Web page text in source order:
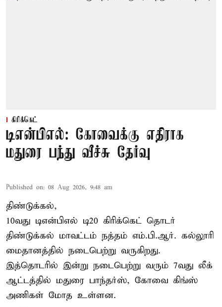
கிரிக்கெட்
டிஎன்பிஎல்: கோவைக்கு எதிராக
மதுரை பந்து வீச்சு தேர்வு
Published on: 08 Aug 2026, 9:48 am
திண்டுக்கல்,
10வது டிஎன்பிஎல் டி20 கிரிக்கெட் தொடர்
திண்டுக்கல் மாவட்டம் நத்தம் எம்.பி.ஆர். கல்லூரி
மைதானத்தில் நடைபெற்று வருகிறது.
இத்தொடரில் இன்று நடைபெற்று வரும் 7வது லீக்
ஆட்டத்தில் மதுரை பாந்தர்ஸ், கோவை கிங்ஸ்
அணிகள் மோத உள்ளன.